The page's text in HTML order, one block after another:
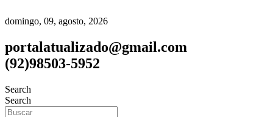
domingo, 09, agosto, 2026
portalatualizado@gmail.com
(92)98503-5952
Search
Search